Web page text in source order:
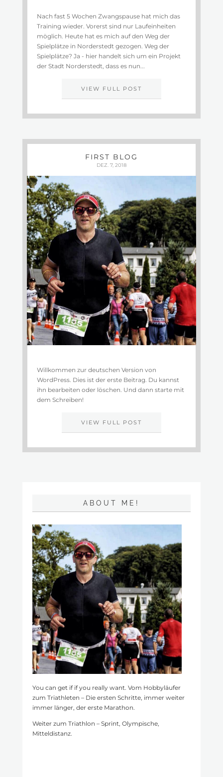
Nach fast 5 Wochen Zwangspause hat mich das
Training wieder. Vorerst sind nur Laufeinheiten
möglich. Heute hat es mich auf den Weg der
Spielplätze in Norderstedt gezogen. Weg der
Spielplätze? Ja - hier handelt sich um ein Projekt
der Stadt Norderstedt, dass es nun...
VIEW FULL POST
FIRST BLOG
DEZ. 7, 2018
Willkommen zur deutschen Version von
WordPress. Dies ist der erste Beitrag. Du kannst
ihn bearbeiten oder löschen. Und dann starte mit
dem Schreiben!
VIEW FULL POST
ABOUT ME!
You can get if if you really want. Vom Hobbyläufer
zum Triathleten – Die ersten Schritte, immer weiter
immer länger, der erste Marathon.
Weiter zum Triathlon – Sprint, Olympische,
Mitteldistanz.